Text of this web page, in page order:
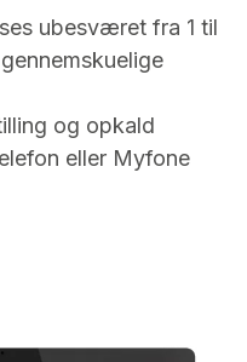
ubesværet fra 1 til
og opkald
eller Myfone